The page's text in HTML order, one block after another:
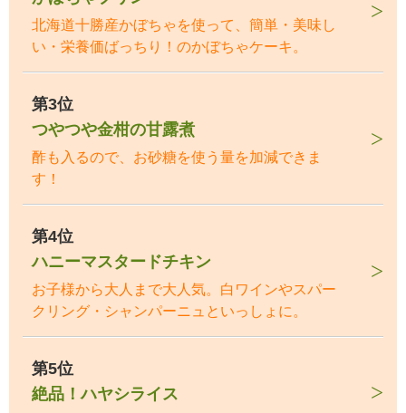
北海道十勝産かぼちゃを使って、簡単・美味し
い・栄養価ばっちり！のかぼちゃケーキ。
第3位
つやつや金柑の甘露煮
酢も入るので、お砂糖を使う量を加減できま
す！
第4位
ハニーマスタードチキン
お子様から大人まで大人気。白ワインやスパー
クリング・シャンパーニュといっしょに。
第5位
絶品！ハヤシライス